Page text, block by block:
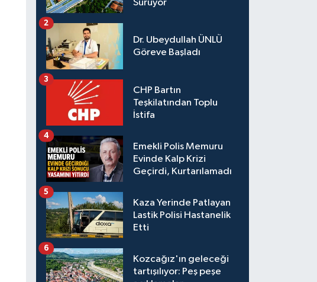
Sürüyor
Dr. Ubeydullah ÜNLÜ
Göreve Başladı
2
CHP Bartın
Teşkilatından Toplu
İstifa
3
Emekli Polis Memuru
Evinde Kalp Krizi
Geçirdi, Kurtarılamadı
4
Kaza Yerinde Patlayan
Lastik Polisi Hastanelik
Etti
5
Kozcağız'ın geleceği
tartışılıyor: Peş peşe
6